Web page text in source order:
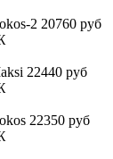
2 20760 руб
22440 руб
22350 руб